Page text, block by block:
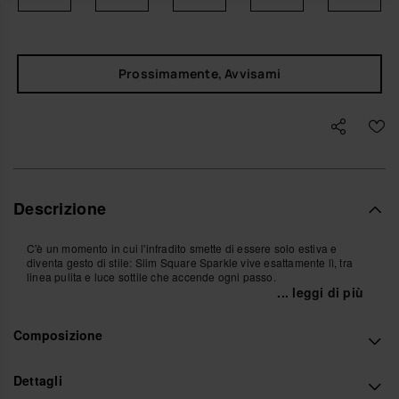
Prossimamente, Avvisami
Descrizione
C'è un momento in cui l'infradito smette di essere solo estiva e
diventa gesto di stile: Slim Square Sparkle vive esattamente lì, tra
linea pulita e luce sottile che accende ogni passo.
La punta squadrata disegna il piede con decisione, lasciando le dita
accompagna la camminata con una flessibilità naturale, aderisce al
passo senza mai costringerlo, e il gioco di riflessi sulle fascette
Le fascette, morbide ma definite, avvolgono il piede con un equilibrio
... leggi di più
Composizione
Dettagli